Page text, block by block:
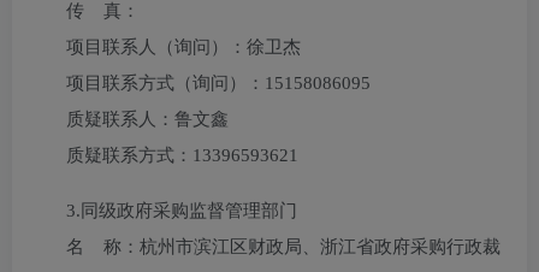
传 真：
项目联系人（询问）： 徐卫杰
项目联系方式（询问）： 15158086095
质疑联系人： 鲁文鑫
质疑联系方式： 13396593621
3. 同级政府采购监督管理部门
名 称：杭州市滨江区财政局、浙江省政府采购行政裁